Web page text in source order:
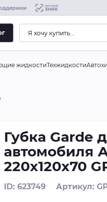
жидкостиТехжидкости
Губка Garde
автомобиля
220х120х70
ID: 623749 Артикул: